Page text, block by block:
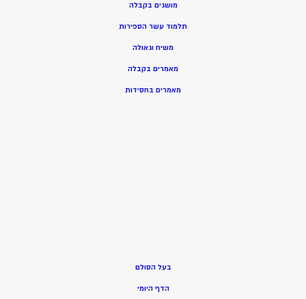
מושגים בקבלה
תלמוד עשר הספירות
משיח וגאולה
מאמרים בקבלה
מאמרים בחסידות
בעל הסולם
הדף היומי